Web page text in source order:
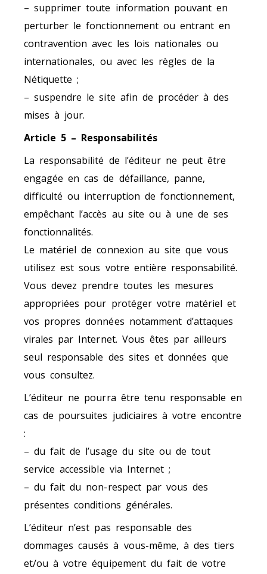
– supprimer toute information pouvant en
perturber le fonctionnement ou entrant en
contravention avec les lois nationales ou
internationales, ou avec les règles de la
Nétiquette ;
– suspendre le site afin de procéder à des
mises à jour.
Article 5 – Responsabilités
La responsabilité de l’éditeur ne peut être
engagée en cas de défaillance, panne,
difficulté ou interruption de fonctionnement,
empêchant l’accès au site ou à une de ses
fonctionnalités.
Le matériel de connexion au site que vous
utilisez est sous votre entière responsabilité.
Vous devez prendre toutes les mesures
appropriées pour protéger votre matériel et
vos propres données notamment d’attaques
virales par Internet. Vous êtes par ailleurs
seul responsable des sites et données que
vous consultez.
L’éditeur ne pourra être tenu responsable en
cas de poursuites judiciaires à votre encontre
:
– du fait de l’usage du site ou de tout
service accessible via Internet ;
– du fait du non-respect par vous des
présentes conditions générales.
L’éditeur n’est pas responsable des
dommages causés à vous-même, à des tiers
et/ou à votre équipement du fait de votre